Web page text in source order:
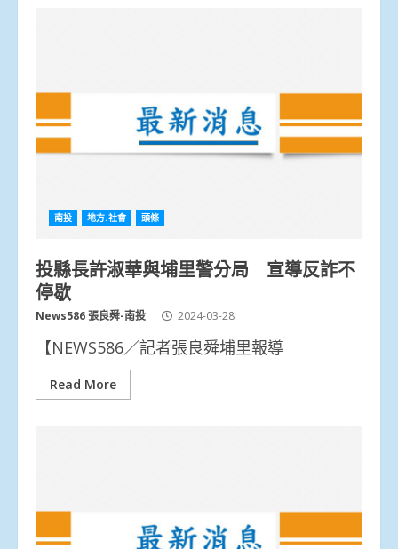
南投 地方.社會 頭條
投縣長許淑華與埔里警分局 宣導反詐不
停歇
News586 張良舜-南投 2024-03-28
【NEWS586／記者張良舜埔里報導
Read More